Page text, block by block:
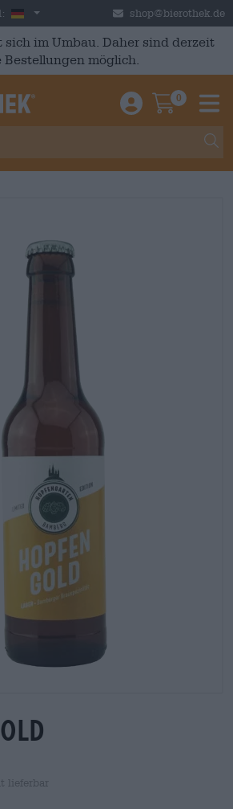
Deutschland shop@bierothek.de
sich im Umbau. Daher sind derzeit
Bestellungen möglich.
Einloggen /
0
lieferbar